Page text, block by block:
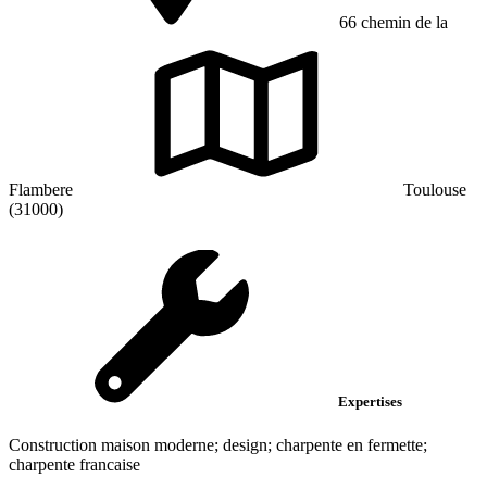
66 chemin de la
Flambere
Toulouse
(31000)
Expertises
Construction maison moderne; design; charpente en fermette;
charpente francaise